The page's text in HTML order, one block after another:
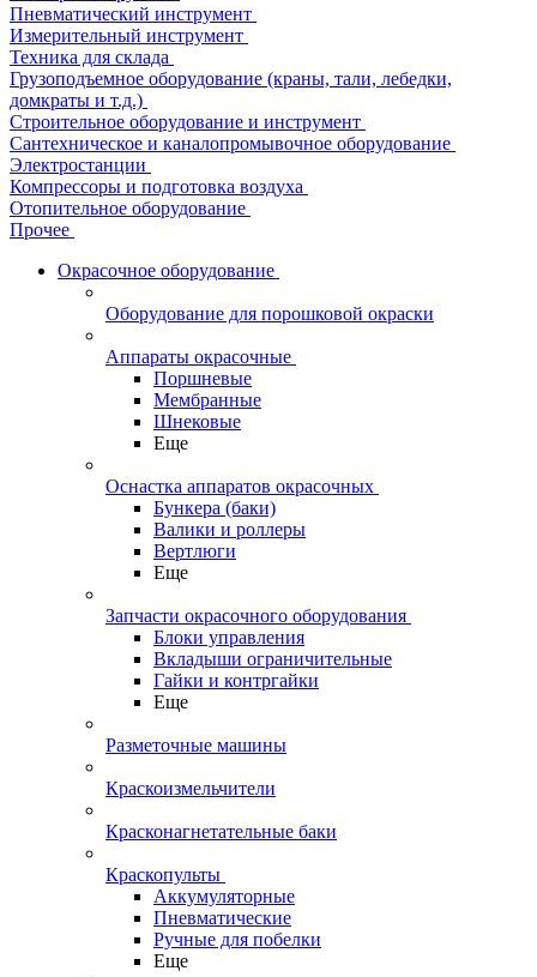
Пневматический инструмент
Измерительный инструмент
Техника для склада
Грузоподъемное оборудование (краны, тали, лебедки,
домкраты и т.д.)
Строительное оборудование и инструмент
Сантехническое и каналопромывочное оборудование
Электростанции
Компрессоры и подготовка воздуха
Отопительное оборудование
Прочее
Окрасочное оборудование
Оборудование для порошковой окраски
Аппараты окрасочные
Поршневые
Мембранные
Шнековые
Еще
Оснастка аппаратов окрасочных
Бункера (баки)
Валики и роллеры
Вертлюги
Еще
Запчасти окрасочного оборудования
Блоки управления
Вкладыши ограничительные
Гайки и контргайки
Еще
Разметочные машины
Краскоизмельчители
Красконагнетательные баки
Краскопульты
Аккумуляторные
Пневматические
Ручные для побелки
Еще